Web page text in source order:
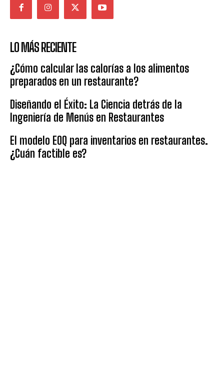
LO MÁS RECIENTE
¿Cómo calcular las calorías a los alimentos
preparados en un restaurante?
Diseñando el Éxito: La Ciencia detrás de la
Ingeniería de Menús en Restaurantes
El modelo EOQ para inventarios en restaurantes.
¿Cuán factible es?